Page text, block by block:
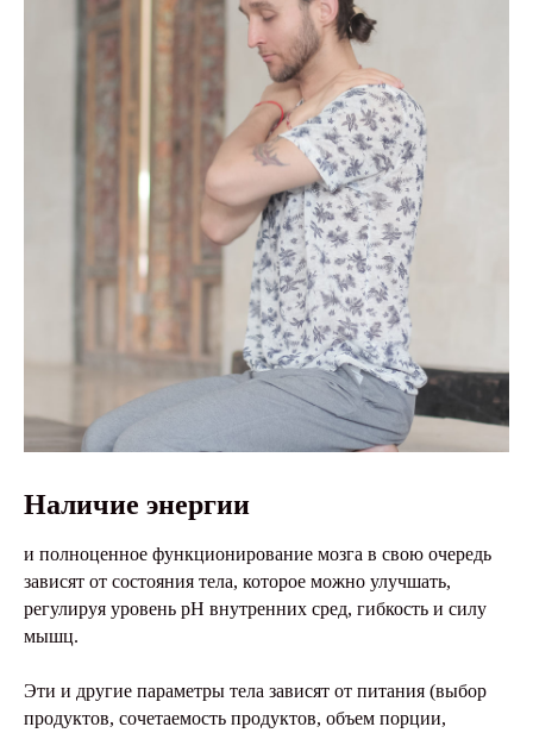
Наличие энергии
и полноценное функционирование мозга в свою очередь
зависят от состояния тела, которое можно улучшать,
регулируя уровень pH внутренних сред, гибкость и силу
мышц.
Эти и другие параметры тела зависят от питания (выбор
продуктов, сочетаемость продуктов, объем порции,